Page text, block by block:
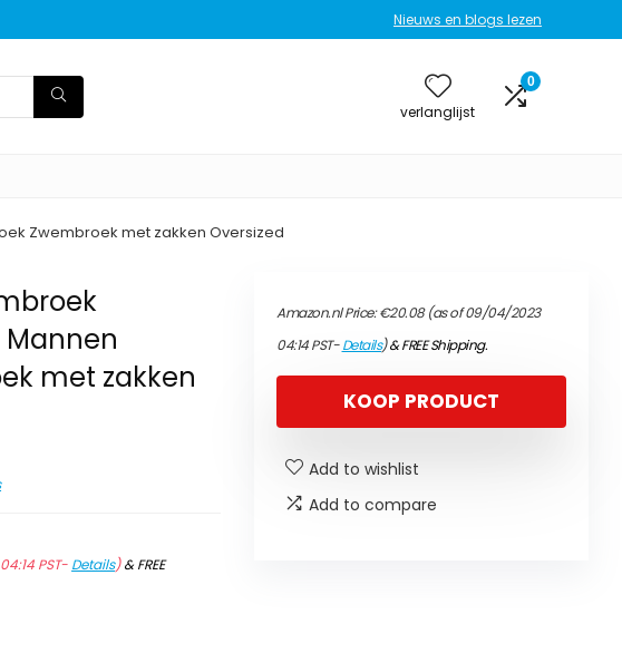
Nieuws en blogs lezen
verlanglijst
0
Zwembroek met zakken Oversized
Mannen
met zakken
PST- Details)&FREE
Amazon.nl Price:€20.08(as of 09/04/2023
04:14 PST-Details)&FREE Shipping.
KOOP PRODUCT
Add to wishlist
Add to compare